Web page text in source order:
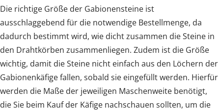
Die richtige Größe der Gabionensteine ist
ausschlaggebend für die notwendige Bestellmenge, da
dadurch bestimmt wird, wie dicht zusammen die Steine in
den Drahtkörben zusammenliegen. Zudem ist die Größe
wichtig, damit die Steine nicht einfach aus den Löchern der
Gabionenkäfige fallen, sobald sie eingefüllt werden. Hierfür
werden die Maße der jeweiligen Maschenweite benötigt,
die Sie beim Kauf der Käfige nachschauen sollten, um die